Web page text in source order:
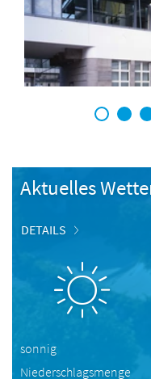
1 2 3
Aktuelles
DETAILS
sonnig
Niederschlagsmenge